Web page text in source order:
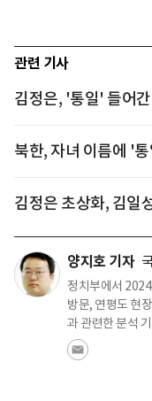
관련 기사
김정은, '통일' 들어
북한, 자녀 이름에 '
김정은 초상화, 김일
양지호 기자
정치부에서
방문, 연평도 현
과 관련한 분석